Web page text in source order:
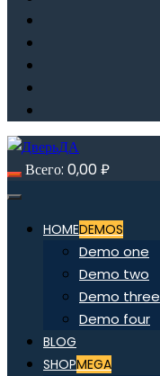
Всего: 0,00₽
HOMEDEMOS
Demo one
Demo two
Demo three
Demo four
BLOG
SHOPMEGA